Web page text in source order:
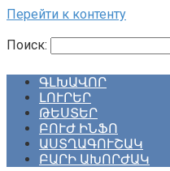
Перейти к контенту
Поиск:
ԳԼԽԱՎՈՐ
ԼՈՒՐԵՐ
ԹԵՍՏԵՐ
ԲՈՒԺ ԻՆՖՈ
ԱՍՏՂԱԳՈՒՇԱԿ
ԲԱՐԻ ԱԽՈՐԺԱԿ